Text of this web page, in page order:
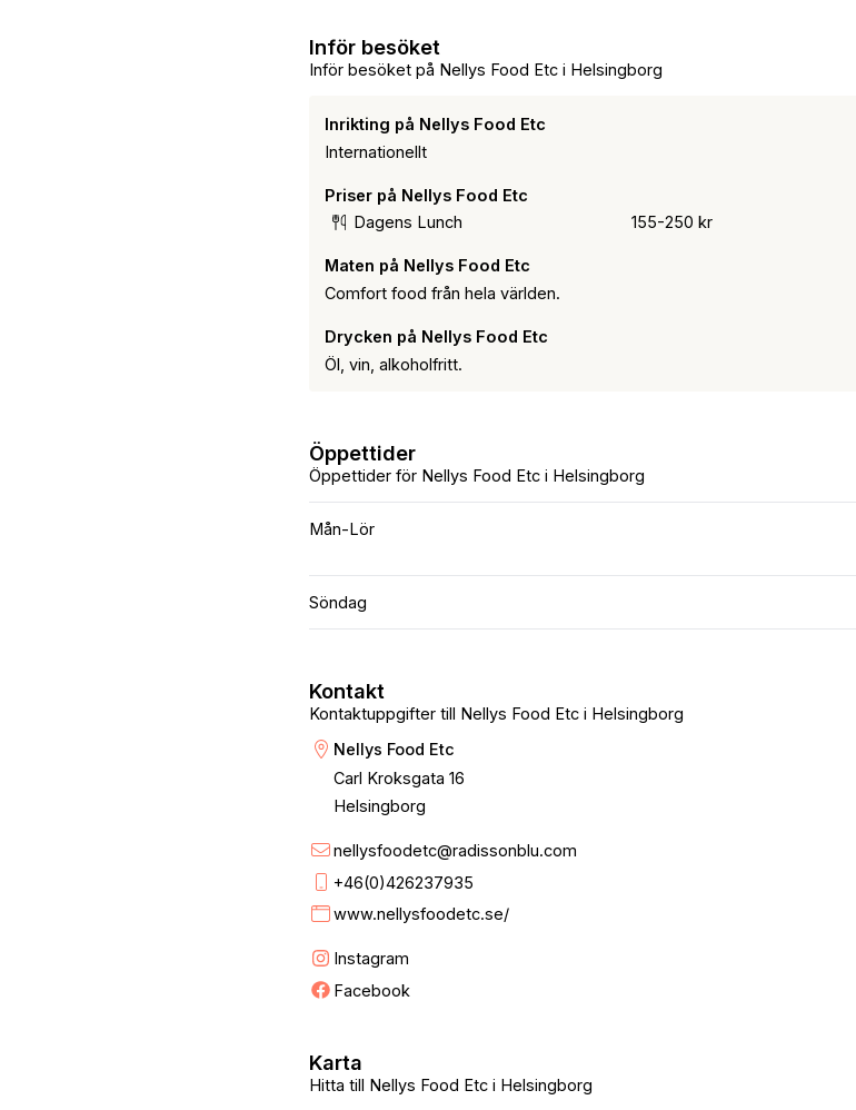
Inför besöket på Nellys Food Etc i Helsingborg
Inför besöket
Inrikting på Nellys Food Etc
Internationellt
Priser på Nellys Food Etc
Dagens Lunch
155-250 kr
Maten på Nellys Food Etc
Comfort food från hela världen.
Drycken på Nellys Food Etc
Öl, vin, alkoholfritt.
Öppettider för Nellys Food Etc i Helsingborg
Öppettider
Mån-Lör
Söndag
Kontaktuppgifter till Nellys Food Etc i Helsingborg
Kontakt
Nellys Food Etc
Carl Kroksgata 16
Helsingborg
nellysfoodetc@radissonblu.com
+46(0)426237935
www.nellysfoodetc.se/
Instagram
Facebook
Hitta till Nellys Food Etc i Helsingborg
Karta